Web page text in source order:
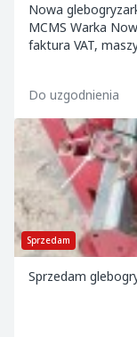
Nowa
MCMS Warka Nowa fabrycznie, gwarancja 12 miesięcy,
Do uzgodnienia
Sprzedam
Sprzedam